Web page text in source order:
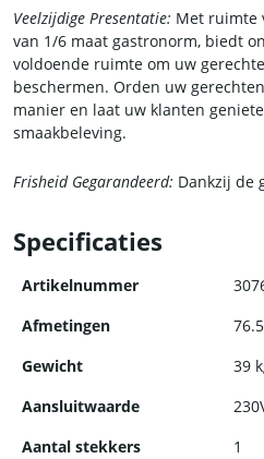
Veelzijdige Presentatie: Met ruimte
van 1/6 maat gastronorm, biedt
voldoende ruimte om uw
beschermen. Orden uw
manier en laat uw klanten
smaakbeleving.
Frisheid Gegarandeerd: Dankzij de
De opzet koelvitrine is uitgerust
dat ervoor zorgt dat uw producten
worden.
combineert functionaliteit met
beschermt uw gerechten tegen
tegelijkertijd een helder zicht
Specificaties
Artikelnummer
Afmetingen
Gewicht
39
Aansluitwaarde
Aantal stekkers
1